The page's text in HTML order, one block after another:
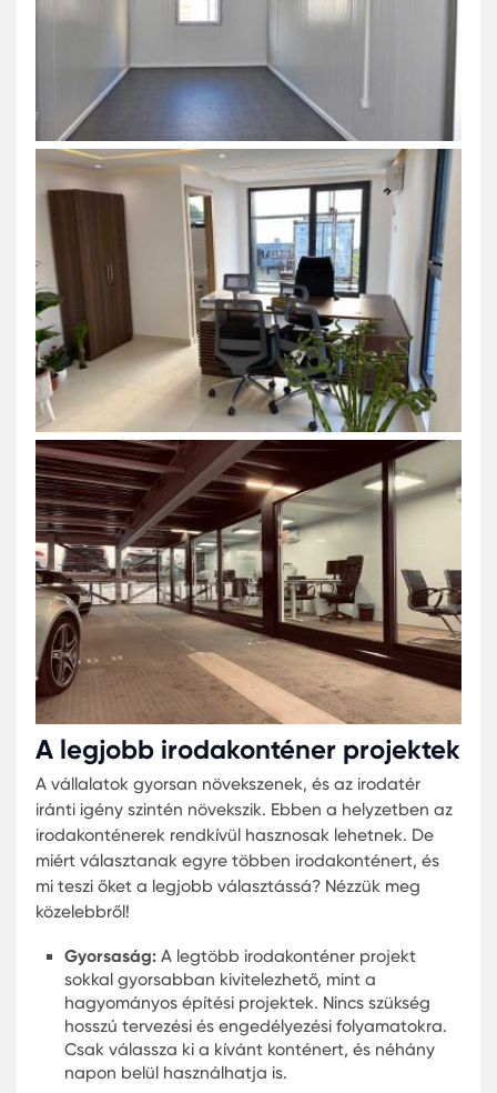
Az irodai konténervásárlás
legegyszerűbb módja: Karmod
Ebben a modern korban az irodai térigények
változnak, és a vállalkozásoknak rugalmas
megoldásokra van szükségük. Ebben az
összefüggésben az irodai konténerek egyre
népszerűbbek:
irodakonténer vásárlás:Ha konténert
vásárolni, először meg kell vizsgálnia a
választékot. A Karmod számos kiváló
irodai konténer modellel rendelkezik. A vállalat
célja, hogy ügyfeleinek csak a legjobbat
és ezt a piaci pozíciójával is bizonyítja.
irodakonténer eladó:Lehet, hogy csak egy
ideiglenes megoldást keres, vagy talán egy
tartósabbat. A Karmod kínálatában mind új,
használt konténerek találhatók, és az árak
irodakonténer bérlés:Nem minden
van szüksége állandó irodai konténerre.
Néhányuknak csak ideiglenes megoldásra
szükségük, amely megfelel a változó üzleti
igényeiknek. A Karmod bérlési opciói kiváló